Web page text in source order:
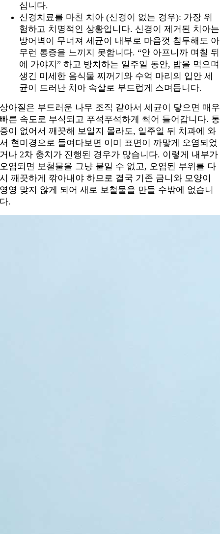
십니다.
신경치료를 마친 치아 (신경이 없는 경우): 가장 위
험하고 치명적인 상황입니다. 신경이 제거된 치아는
방어벽이 무너져 세균이 내부로 마음껏 침투해도 아
무런 통증을 느끼지 못합니다. “안 아프니까 며칠 뒤
에 가야지” 하고 방치하는 일주일 동안, 밥을 먹으며
생긴 미세한 음식물 찌꺼기와 수억 마리의 입안 세
균이 드러난 치아 속살로 부드럽게 스며듭니다.
상아질은 부드러운 나무 조직 같아서 세균이 닿으면 매우
빠른 속도로 부식되고 푸석푸석하게 썩어 들어갑니다. 통
증이 없어서 깨끗해 보일지 몰라도, 일주일 뒤 치과에 와
서 현미경으로 들여다보면 이미 표면이 까맣게 오염되었
거나 2차 충치가 진행된 경우가 많습니다. 이렇게 내부가
오염되면 보철물을 그냥 붙일 수 없고, 오염된 부위를 다
시 깨끗하게 깎아내야 하므로 결국 기존 금니와 모양이
영영 맞지 않게 되어 새로 보철물을 만들 수밖에 없습니
다.